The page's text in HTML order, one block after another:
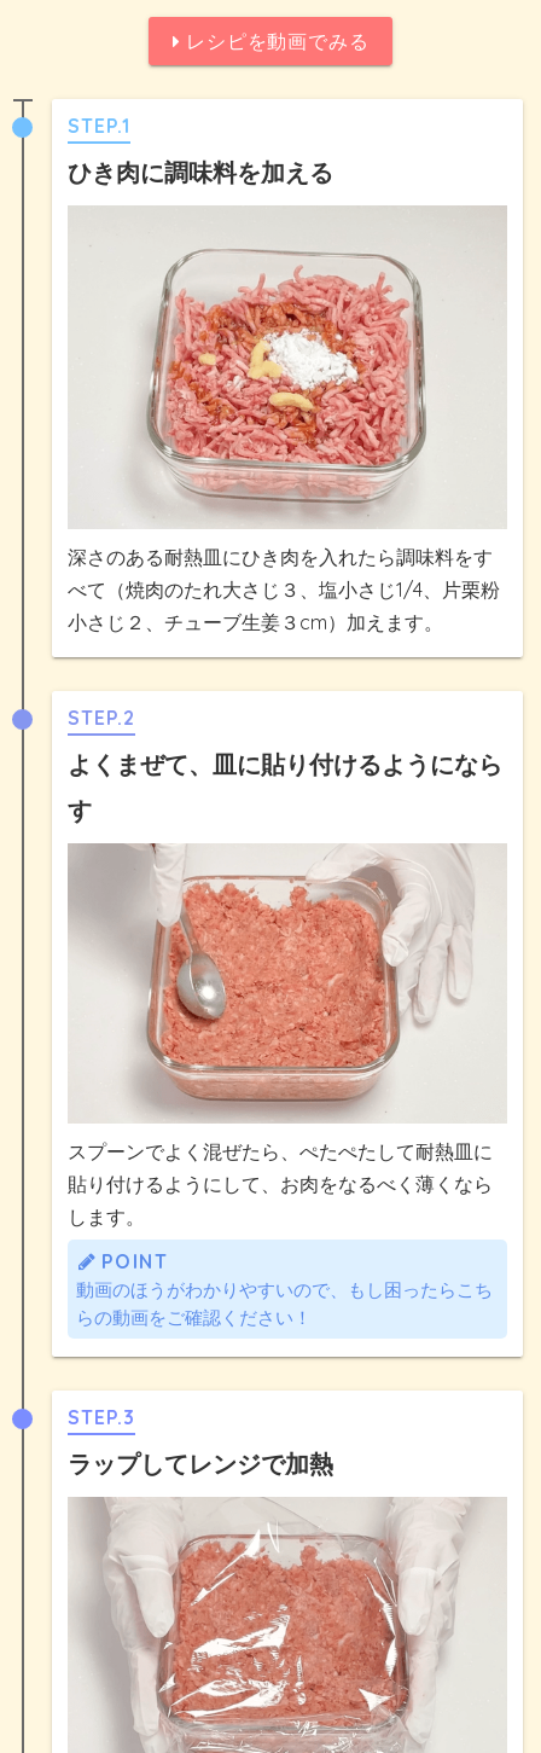
レシピを動画でみる
STEP.1
ひき肉に調味料を加える
深さのある耐熱皿にひき肉を入れたら調味料をす
べて（焼肉のたれ大さじ３、塩小さじ1/4、片栗粉
小さじ２、チューブ生姜３cm）加えます。
STEP.2
よくまぜて、皿に貼り付けるようになら
す
スプーンでよく混ぜたら、ぺたぺたして耐熱皿に
貼り付けるようにして、お肉をなるべく薄くなら
します。
POINT
動画のほうがわかりやすいので、もし困ったらこち
らの動画をご確認ください！
STEP.3
ラップしてレンジで加熱